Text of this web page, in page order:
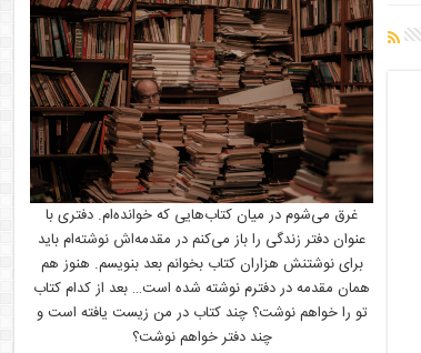
غرق می‌شوم در میان کتاب‌هایی که خوانده‌ام. دفتری با
عنوان دفتر زندگی را باز می‌کنم در مقدمه‌اش نوشته‌ام باید
برای نوشتنش هزاران کتاب بخوانم بعد بنویسم. هنوز هم
همان مقدمه در دفترم نوشته شده است… بعد از کدام کتاب
تو را خواهم نوشت؟ چند کتاب در من زیست یافته است و
چند دفتر خواهم نوشت؟